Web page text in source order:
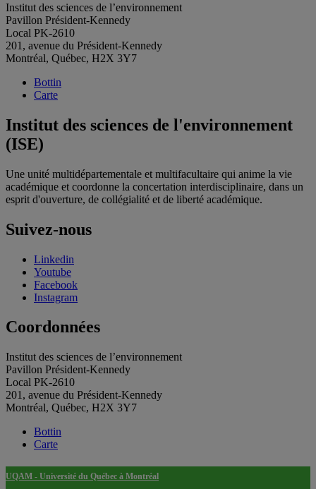
Institut des sciences de l’environnement
Pavillon Président-Kennedy
Local PK-2610
201, avenue du Président-Kennedy
Montréal, Québec, H2X 3Y7
Bottin
Carte
Institut des sciences de l'environnement
(ISE)
Une unité multidépartementale et multifacultaire qui anime la vie
académique et coordonne la concertation interdisciplinaire, dans un
esprit d'ouverture, de collégialité et de liberté académique.
Suivez-nous
Linkedin
Youtube
Facebook
Instagram
Coordonnées
Institut des sciences de l’environnement
Pavillon Président-Kennedy
Local PK-2610
201, avenue du Président-Kennedy
Montréal, Québec, H2X 3Y7
Bottin
Carte
UQAM - Université du Québec à Montréal